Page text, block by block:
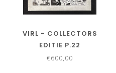
VIRL - COLLECTORS
EDITIE P.22
€600,00